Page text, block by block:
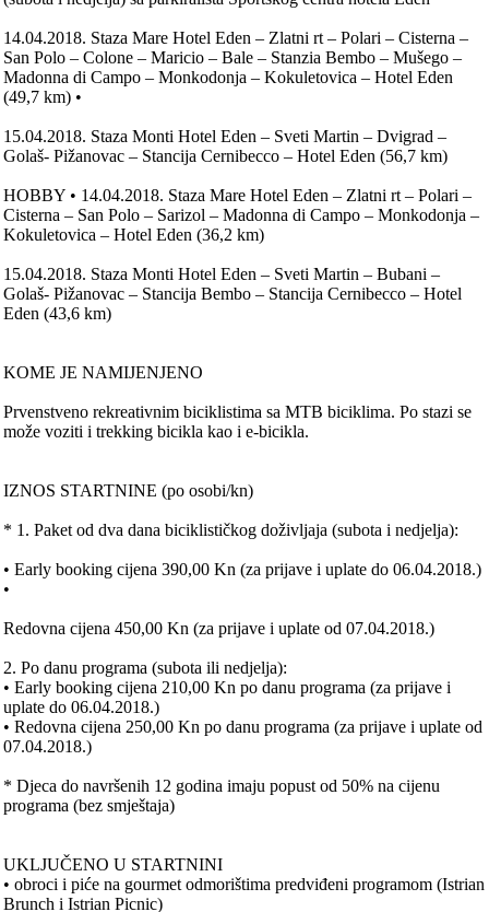
14.04.2018. Staza Mare Hotel Eden – Zlatni rt – Polari – Cisterna –
San Polo – Colone – Maricio – Bale – Stanzia Bembo – Mušego –
Madonna di Campo – Monkodonja – Kokuletovica – Hotel Eden
(49,7 km) •
15.04.2018. Staza Monti Hotel Eden – Sveti Martin – Dvigrad –
Golaš- Pižanovac – Stancija Cernibecco – Hotel Eden (56,7 km)
HOBBY • 14.04.2018. Staza Mare Hotel Eden – Zlatni rt – Polari –
Cisterna – San Polo – Sarizol – Madonna di Campo – Monkodonja –
Kokuletovica – Hotel Eden (36,2 km)
15.04.2018. Staza Monti Hotel Eden – Sveti Martin – Bubani –
Golaš- Pižanovac – Stancija Bembo – Stancija Cernibecco – Hotel
Eden (43,6 km)
KOME JE NAMIJENJENO
Prvenstveno rekreativnim biciklistima sa MTB biciklima. Po stazi se
može voziti i trekking bicikla kao i e-bicikla.
IZNOS STARTNINE (po osobi/kn)
* 1. Paket od dva dana biciklističkog doživljaja (subota i nedjelja):
• Early booking cijena 390,00 Kn (za prijave i uplate do 06.04.2018.)
•
Redovna cijena 450,00 Kn (za prijave i uplate od 07.04.2018.)
2. Po danu programa (subota ili nedjelja):
• Early booking cijena 210,00 Kn po danu programa (za prijave i
uplate do 06.04.2018.)
• Redovna cijena 250,00 Kn po danu programa (za prijave i uplate od
07.04.2018.)
* Djeca do navršenih 12 godina imaju popust od 50% na cijenu
programa (bez smještaja)
UKLJUČENO U STARTNINI
• obroci i piće na gourmet odmorištima predviđeni programom (Istrian
Brunch i Istrian Picnic)